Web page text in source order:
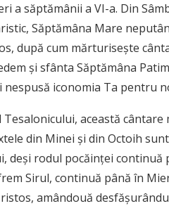
a săptămânii a VI-a. Din
Săptămâna Mare
după cum mărturiseşte
şi sfânta Săptămâna
iconomia Ta pentru
această
din Minei şi din Octoih
deşi rodul pocăinţei
Sirul, continuă până în
amândouă